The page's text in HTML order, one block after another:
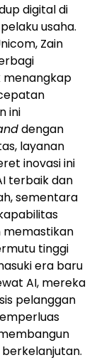
digital di
usaha.
Zain
ini
dengan
layanan
inovasi ini
terbaik dan
sementara
memastikan
tinggi
era baru
AI, mereka
pelanggan